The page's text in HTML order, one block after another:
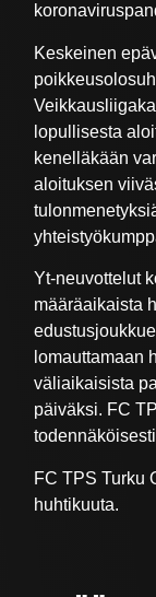
Keskeinen
lopullisesta
kenelläkään
aloituksen
Yt-neuvottelut
määräaikaista
lomauttamaan
väliaikaisista
päiväksi. FC
FC TPS Turku
huhtikuuta.